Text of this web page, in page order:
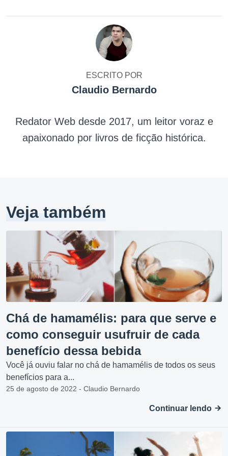
ESCRITO POR
Claudio Bernardo
Redator Web desde 2017, um leitor voraz e
apaixonado por livros de ficção histórica.
Veja também
Chá de hamamélis: para que serve e
como conseguir usufruir de cada
benefício dessa bebida
Você já ouviu falar no chá de hamamélis de todos os seus
benefícios para a...
25 de agosto de 2022 - Claudio Bernardo
Continuar lendo